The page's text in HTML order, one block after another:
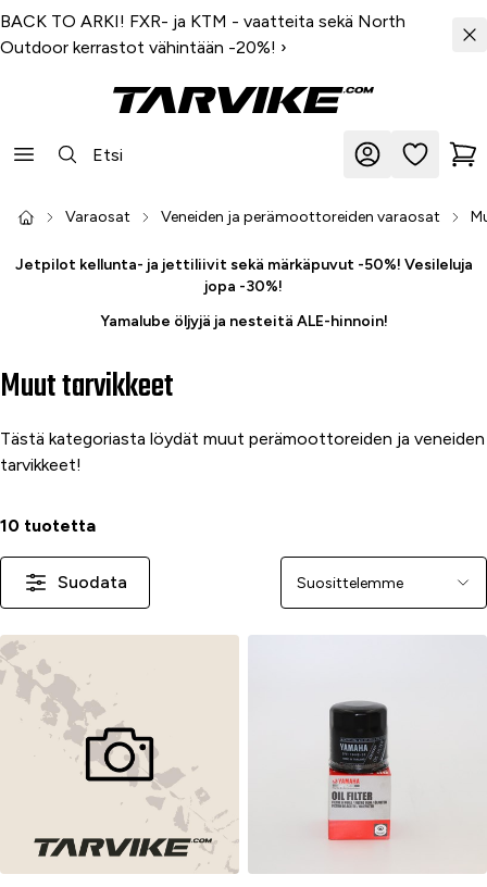
BACK TO ARKI! FXR- ja KTM - vaatteita sekä North
Outdoor kerrastot vähintään -20%! ›
Varaosat Veneiden ja perämoottoreiden varaosat
Jetpilot kellunta- ja jettiliivit sekä märkäpuvut -50%! Vesileluja
jopa -30%!
Yamalube öljyjä ja nesteitä ALE-hinnoin!
Muut tarvikkeet
Tästä kategoriasta löydät muut perämoottoreiden ja veneiden
tarvikkeet!
10 tuotetta
Suodata Järjestä